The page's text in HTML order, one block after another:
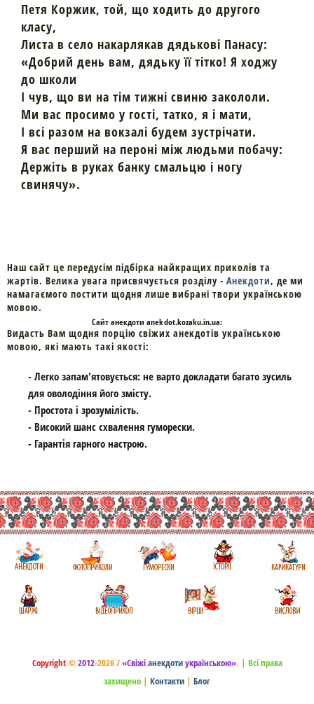
Петя Коржик, той, що ходить до другого
класу,
Листа в село накарлякав дядькові Панасу:
«Добрий день вам, дядьку її тітко! Я ходжу
до школи
І чув, що ви на тім тижні свиню закололи.
Ми вас просимо у гості, татко, я і мати,
І всі разом на вокзалі будем зустрічати.
Я вас перший на пероні між людьми побачу:
Держіть в руках банку смальцю і ногу
свинячу».
Наш сайт це передусім підбірка найкращих приколів та
жартів. Велика увага присвячується розділу - Анекдоти, де ми
намагаємого постити щодня лише вибрані твори українською
мовою.
Cайтанекдоти anekdot.kozaku.in.ua:
Видасть Вам щодня порцію свіжих анекдотів українською
мовою, які мають такі якості:
- Легко запам'ятовується: не варто докладати багато зусиль
для оволодіння його змісту.
- Простота і зрозумілість.
- Високий шанс схвалення гуморески.
- Гарантія гарного настрою.
Copyright© 2012-2026 /«Свіжіанекдотиукраїнською». | Всі права
захищено | Контакти | Блог